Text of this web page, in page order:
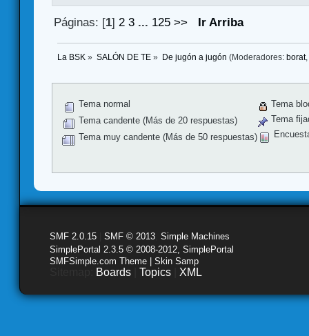
Páginas: [1] 2 3 ... 125 >> Ir Arriba
La BSK » SALÓN DE TE» De jugón a jugón (Moderadores: borat,
Tema normal
Tema candente (Más de 20 respuestas)
Tema muy candente (Más de 50 respuestas)
Tema
Tema
SMF 2.0.15 SMF © 2013 Simple Machines
SimplePortal 2.3.5 © 2008-2012, SimplePortal
SMFSimple.com Theme | Skin Samp
Boards Topics XML